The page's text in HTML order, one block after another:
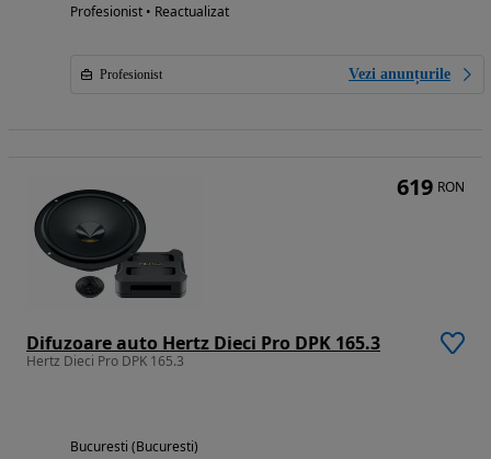
Profesionist • Reactualizat
Profesionist Vezi anunțurile
Difuzoare auto Hertz Dieci Pro DPK 165.3
Hertz Dieci Pro DPK 165.3
Bucuresti (Bucuresti)
619 RON